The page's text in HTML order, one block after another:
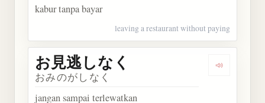
kabur tanpa bayar
leaving a restaurant without paying
Dengarkan
お見逃しなく
おみのがしなく
jangan sampai terlewatkan